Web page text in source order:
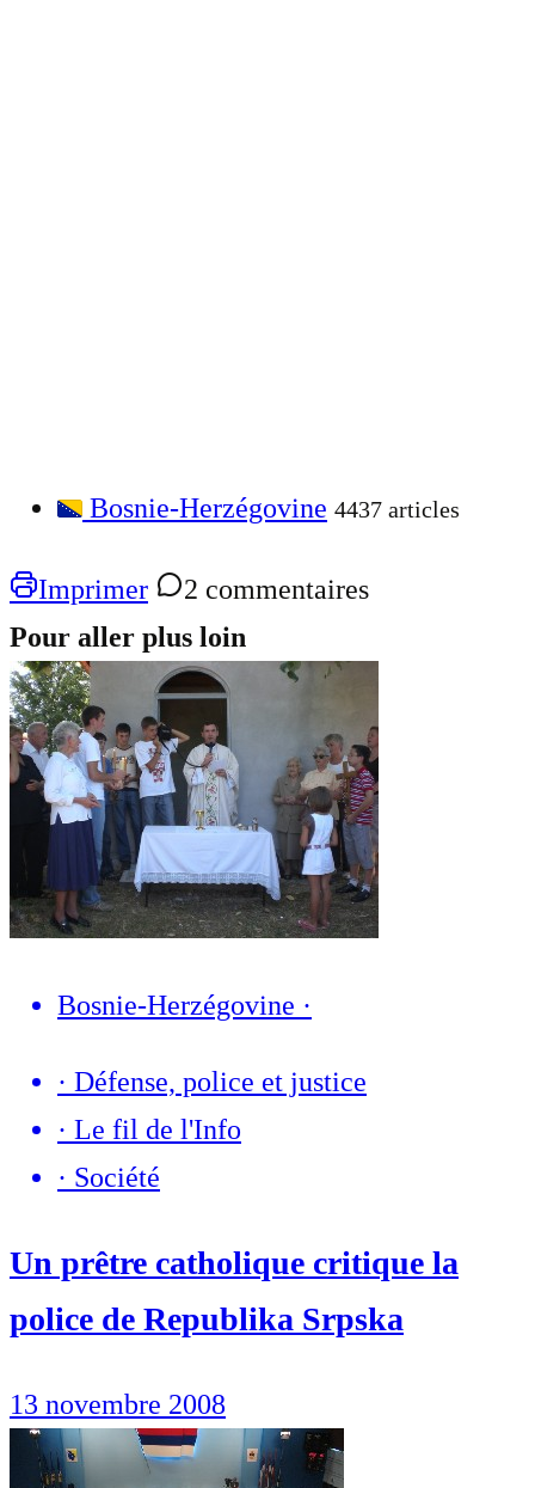
Bosnie-Herzégovine 4437 articles
Imprimer
2 commentaires
Pour aller plus loin
Bosnie-Herzégovine ·
· Défense, police et justice
· Le fil de l'Info
· Société
Un prêtre catholique critique la
police de Republika Srpska
13 novembre 2008